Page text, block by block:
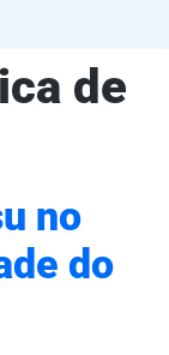
de
no
do